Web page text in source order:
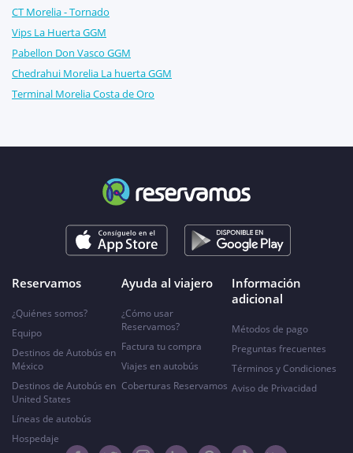
CT Morelia - Tornado
Vips La Huerta GGM
Pabellon Don Vasco GGM
Chedrahui Morelia La huerta GGM
Terminal Morelia Costa de Oro
Reservamos
¿Quiénes somos?
Equipo
Destinos de Autobús en
México
Destinos de Autobús en
United States
Líneas de autobús
Hospedaje
Ayuda al viajero
¿Cómo usar
Reservamos?
Factura tu compra
Viajes en autobús
Coberturas Reservamos
Información
adicional
Métodos de pago
Preguntas frecuentes
Términos y Condiciones
Aviso de Privacidad